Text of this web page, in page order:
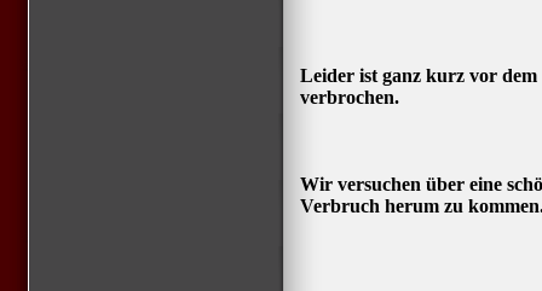
Leider ist ganz kurz vor dem
verbrochen.
Wir versuchen über eine
Verbruch herum zu